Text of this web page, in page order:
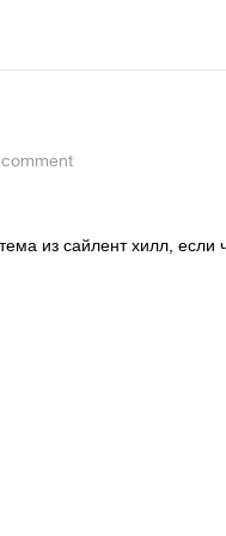
из сайлент хилл, если